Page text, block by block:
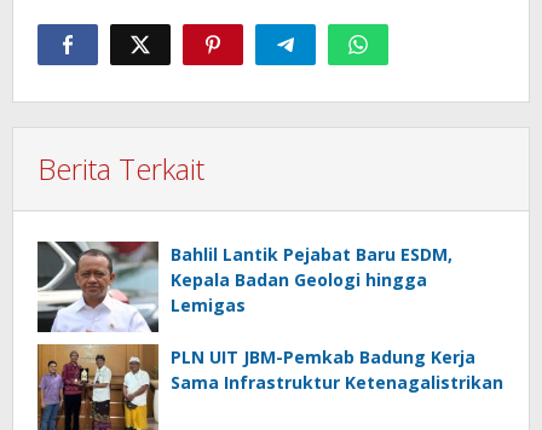
Berita Terkait
Bahlil Lantik Pejabat Baru ESDM,
Kepala Badan Geologi hingga
Lemigas
PLN UIT JBM-Pemkab Badung Kerja
Sama Infrastruktur Ketenagalistrikan